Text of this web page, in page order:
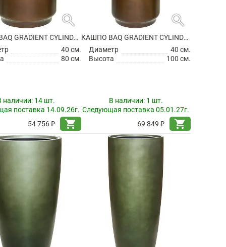
search
КАШПО BAQ GRADIENT CYLINDER MATT HONEY (С ТЕХНИЧЕСКИМ ГОРШКОМ)
40 см.
80 см.
наличии: 14 шт.
поставка 14.09.26г.
54 756 ₽
shopping_cart
search
КАШПО BAQ GRADIENT CYLINDER MATT HONEY (С ТЕХНИЧЕСКИМ ГОРШКОМ)
Диаметр
40 см.
Высота
100 см.
В наличии: 1 шт.
Следующая поставка 05.01.27г.
69 849 ₽
shopping_cart